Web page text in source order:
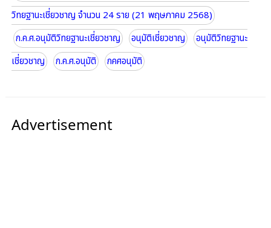
วิทยฐานะเชี่ยวชาญ จำนวน 24 ราย (21 พฤษภาคม 2568)
ก.ค.ศ.อนุมัติวิทยฐานะเชี่ยวชาญ
อนุมัติเชี่ยวชาญ
อนุมัติวิทยฐานะ
เชี่ยวชาญ
ก.ค.ศ.อนุมัติ กคศอนุมัติ
Advertisement